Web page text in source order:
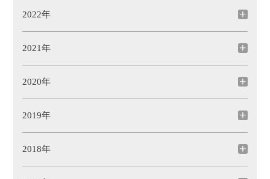
2022年
2021年
2020年
2019年
2018年